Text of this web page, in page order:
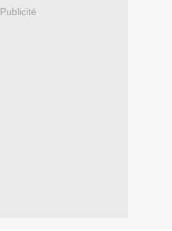
Publicité